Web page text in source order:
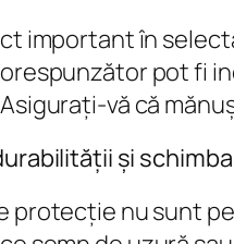
important în
pot fi
vă că
și
protecție nu sunt